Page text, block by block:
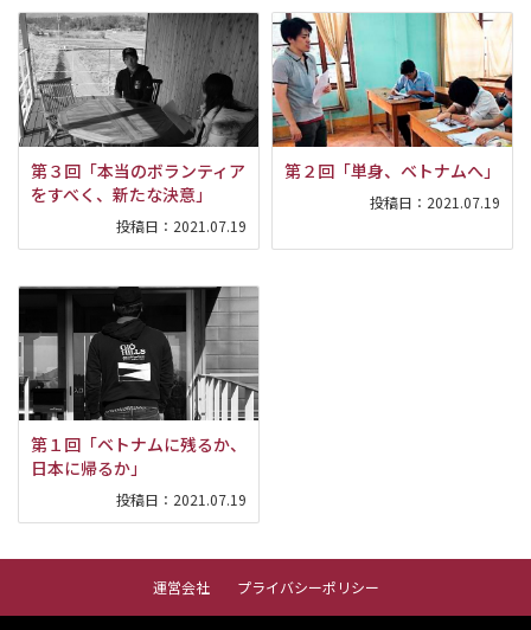
第３回「本当のボランティア
をすべく、新たな決意」
投稿日： 2021.07.19
第２回「単身、ベトナムへ」
投稿日： 2021.07.19
第１回「ベトナムに残るか、
日本に帰るか」
投稿日： 2021.07.19
運営会社 プライバシーポリシー